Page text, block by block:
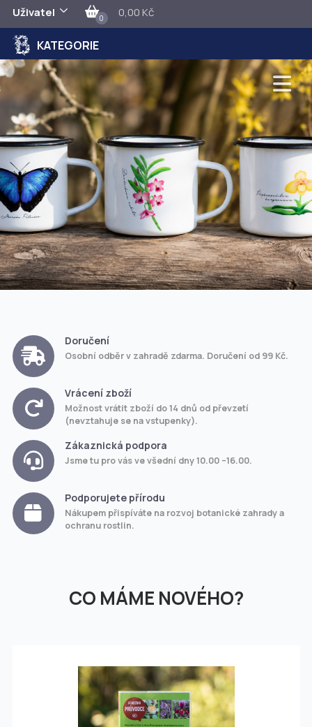
Uživatel 0 0,00 Kč
KATEGORIE
Doručení
Osobní odběr v zahradě zdarma. Doručení od 99 Kč.
Vrácení zboží
Možnost vrátit zboží do 14 dnů od převzetí
(nevztahuje se na vstupenky).
Zákaznická podpora
Jsme tu pro vás ve všední dny 10.00 –16.00.
Podporujete přírodu
Nákupem přispíváte na rozvoj botanické zahrady a
ochranu rostlin.
CO MÁME NOVÉHO?